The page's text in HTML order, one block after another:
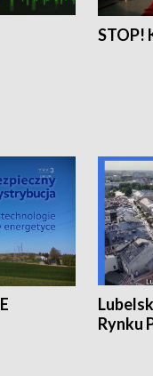
STOP!
Rynku